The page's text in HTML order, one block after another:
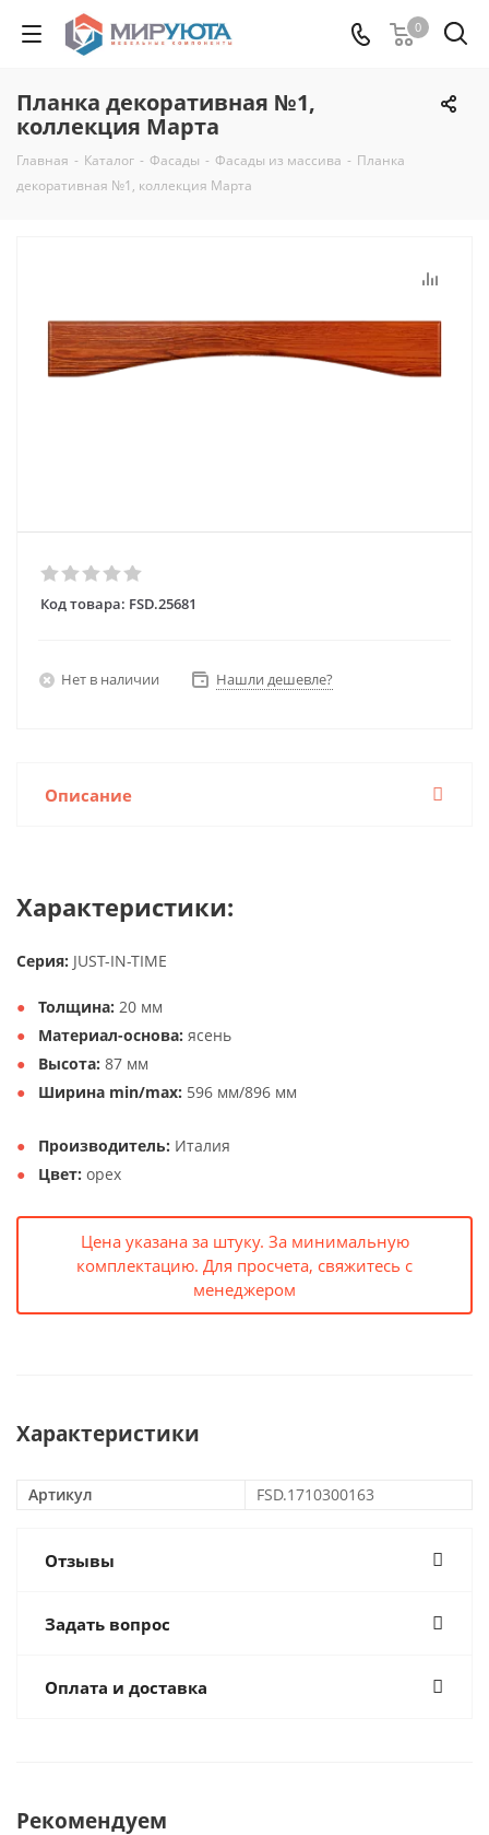
0
Планка декоративная №1,
коллекция Марта
Главная - Каталог - Фасады - Фасады из массива - Планка
декоративная №1, коллекция Марта
Код товара: FSD.25681
Нет в наличии Нашли дешевле?
Описание
Характеристики:
Серия: JUST-IN-TIME
Толщина: 20 мм
Материал-основа: ясень
Высота: 87 мм
Ширина min/max: 596 мм/896 мм
Производитель: Италия
Цвет: орех
Цена указана за штуку. За минимальную
комплектацию. Для просчета, свяжитесь с
менеджером
Характеристики
Артикул FSD.1710300163
Отзывы
Задать вопрос
Оплата и доставка
Рекомендуем